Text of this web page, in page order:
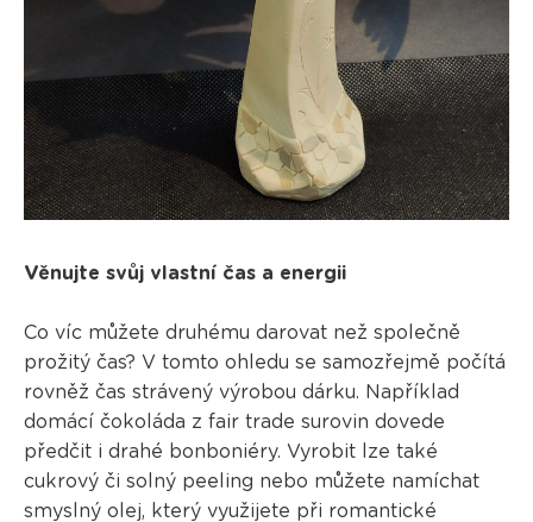
Věnujte svůj vlastní čas a energii
Co víc můžete druhému darovat než společně
prožitý čas? V tomto ohledu se samozřejmě počítá
rovněž čas strávený výrobou dárku. Například
domácí čokoláda z fair trade surovin dovede
předčit i drahé bonboniéry. Vyrobit lze také
cukrový či solný peeling nebo můžete namíchat
smyslný olej, který využijete při romantické